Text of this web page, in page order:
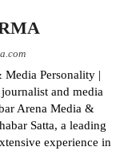
Media Personality |
and media
Arena Media &
Satta, a leading
experience in